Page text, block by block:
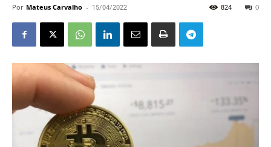
Por Mateus Carvalho - 15/04/2022 0
824